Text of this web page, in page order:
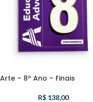
Arte – 8º Ano – Finais
R$ 138,00